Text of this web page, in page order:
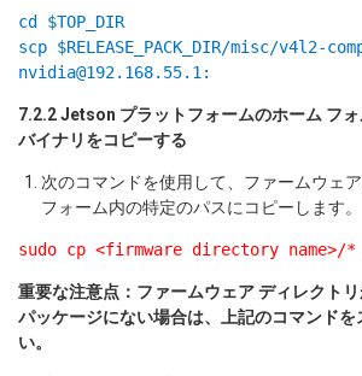
cd $TOP_DIR
scp $RELEASE_PACK_DIR/misc/v4l2-
nvidia@192.168.55.1:
7.2.2 Jetson プラットフォームのホーム フ
バイナリをコピーする
次のコマンドを使用して、ファームウェ
フォーム内の特定のパスにコピーします。
sudo cp <firmware directory
重要な注意点：ファームウェア ディレクト
パッケージにない場合は、上記のコマンドを
い。